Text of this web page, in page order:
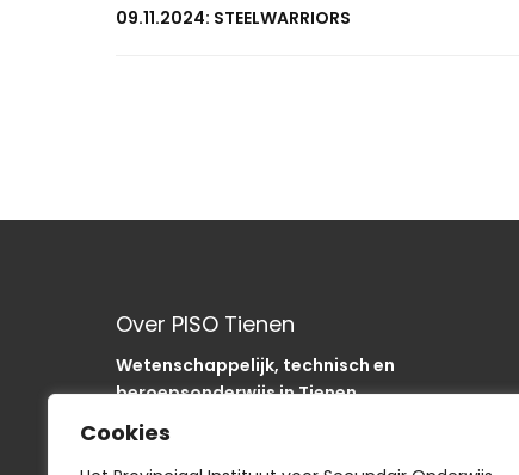
Cookies
09.11.2024: STEELWARRIORS
Over PISO Tienen
Wetenschappelijk, technisch en
beroepsonderwijs in Tienen.
Onze school is als “SODA“-school uniek in de
regio.